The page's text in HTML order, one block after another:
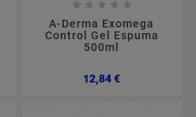
    
A-Derma Exomega
Control Gel Espuma
500ml
12,84 €Preço